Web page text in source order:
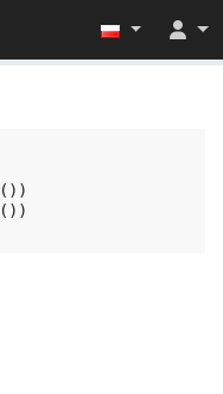
())
())